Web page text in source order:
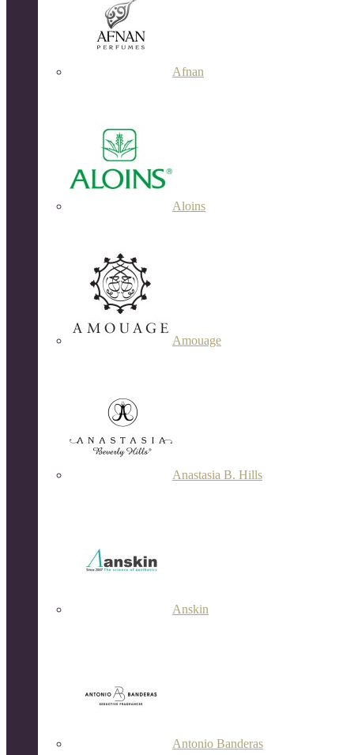
Afnan
Aloins
Amouage
Anastasia B. Hills
Anskin
Antonio Banderas